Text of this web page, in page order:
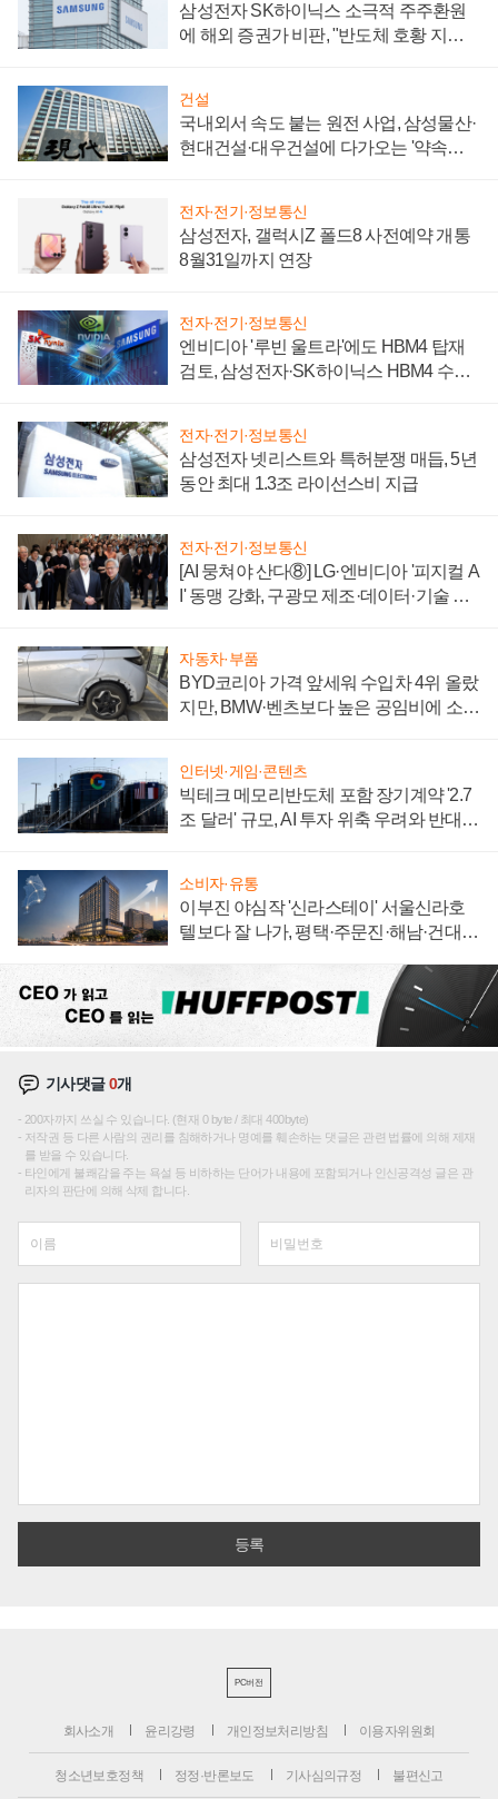
삼성전자 SK하이닉스 소극적 주주환원
에 해외 증권가 비판, "반도체 호황 지속
건설
국내외서 속도 붙는 원전 사업, 삼성물산·
현대건설·대우건설에 다가오는 '약속의
전자·전기·정보통신
삼성전자, 갤럭시Z 폴드8 사전예약 개통
8월31일까지 연장
전자·전기·정보통신
엔비디아 '루빈 울트라'에도 HBM4 탑재
검토, 삼성전자·SK하이닉스 HBM4 수율
전자·전기·정보통신
삼성전자 넷리스트와 특허분쟁 매듭, 5년
동안 최대 1.3조 라이선스비 지급
전자·전기·정보통신
[AI 뭉쳐야 산다⑧] LG·엔비디아 '피지컬 A
I' 동맹 강화, 구광모 제조·데이터·기술 결
자동차·부품
BYD코리아 가격 앞세워 수입차 4위 올랐
지만, BMW·벤츠보다 높은 공임비에 소비
인터넷·게임·콘텐츠
빅테크 메모리반도체 포함 장기계약 '2.7
조 달러' 규모, AI 투자 위축 우려와 반대
소비자·유통
이부진 야심작 '신라스테이' 서울신라호
텔보다 잘 나가, 평택·주문진·해남·건대로
기사댓글0개
200자까지 쓰실 수 있습니다. (현재 0 byte / 최대 400byte)
저작권 등 다른 사람의 권리를 침해하거나 명예를 훼손하는 댓글은 관련 법률에 의해 제재
를 받을 수 있습니다.
타인에게 불쾌감을 주는 욕설 등 비하하는 단어가 내용에 포함되거나 인신공격성 글은 관
리자의 판단에 의해 삭제 합니다.
PC버전
회사소개 윤리강령 개인정보처리방침 이용자위원회
청소년보호정책 정정·반론보도 기사심의규정 불편신고